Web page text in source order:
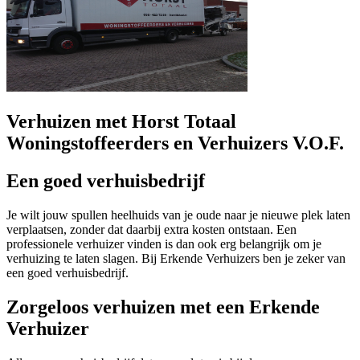
Verhuizen met Horst Totaal
Woningstoffeerders en Verhuizers V.O.F.
Een goed verhuisbedrijf
Je wilt jouw spullen heelhuids van je oude naar je nieuwe plek laten
verplaatsen, zonder dat daarbij extra kosten ontstaan. Een
professionele verhuizer vinden is dan ook erg belangrijk om je
verhuizing te laten slagen. Bij Erkende Verhuizers ben je zeker van
een goed verhuisbedrijf.
Zorgeloos verhuizen met een Erkende
Verhuizer